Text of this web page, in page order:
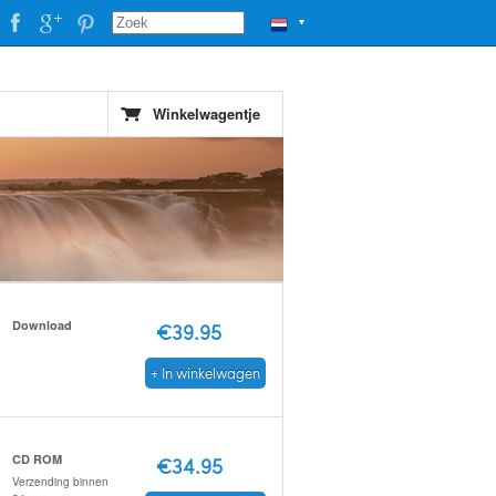
▼
Winkelwagentje
Download €39.95
+ In winkelwagen
CD ROM
Verzending binnen
€34.95